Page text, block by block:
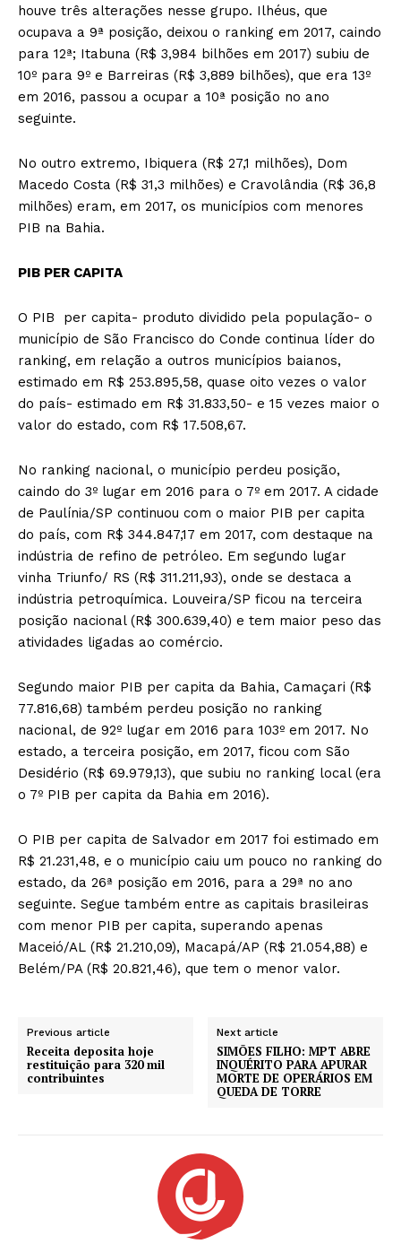
houve três alterações nesse grupo. Ilhéus, que
ocupava a 9ª posição, deixou o ranking em 2017, caindo
para 12ª; Itabuna (R$ 3,984 bilhões em 2017) subiu de
10º para 9º e Barreiras (R$ 3,889 bilhões), que era 13º
em 2016, passou a ocupar a 10ª posição no ano
seguinte.
No outro extremo, Ibiquera (R$ 27,1 milhões), Dom
Macedo Costa (R$ 31,3 milhões) e Cravolândia (R$ 36,8
milhões) eram, em 2017, os municípios com menores
PIB na Bahia.
PIB PER CAPITA
O PIB per capita- produto dividido pela população- o
município de São Francisco do Conde continua líder do
ranking, em relação a outros municípios baianos,
estimado em R$ 253.895,58, quase oito vezes o valor
do país- estimado em R$ 31.833,50- e 15 vezes maior o
valor do estado, com R$ 17.508,67.
No ranking nacional, o município perdeu posição,
caindo do 3º lugar em 2016 para o 7º em 2017. A cidade
de Paulínia/SP continuou com o maior PIB per capita
do país, com R$ 344.847,17 em 2017, com destaque na
indústria de refino de petróleo. Em segundo lugar
vinha Triunfo/ RS (R$ 311.211,93), onde se destaca a
indústria petroquímica. Louveira/SP ficou na terceira
posição nacional (R$ 300.639,40) e tem maior peso das
atividades ligadas ao comércio.
Segundo maior PIB per capita da Bahia, Camaçari (R$
77.816,68) também perdeu posição no ranking
nacional, de 92º lugar em 2016 para 103º em 2017. No
estado, a terceira posição, em 2017, ficou com São
Desidério (R$ 69.979,13), que subiu no ranking local (era
o 7º PIB per capita da Bahia em 2016).
O PIB per capita de Salvador em 2017 foi estimado em
R$ 21.231,48, e o município caiu um pouco no ranking do
estado, da 26ª posição em 2016, para a 29ª no ano
seguinte. Segue também entre as capitais brasileiras
com menor PIB per capita, superando apenas
Maceió/AL (R$ 21.210,09), Macapá/AP (R$ 21.054,88) e
Belém/PA (R$ 20.821,46), que tem o menor valor.
Previous article
Receita deposita hoje
restituição para 320 mil
contribuintes
Next article
SIMÕES FILHO: MPT ABRE
INQUÉRITO PARA APURAR
MORTE DE OPERÁRIOS EM
QUEDA DE TORRE